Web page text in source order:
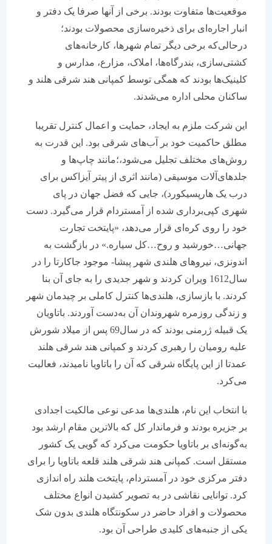
موقعیت‌ها متفاوت بودند. برخی از آنها صرفا یک دفتر و
انبار اجاره‌ای برای ذخیره‌سازی محصولات بودند؛
درحالی‌که برخی دیگر تمام شهرها، کارخانه‌های
کشتی‌سازی، بندرگاه‌ها، املاک، مزارع، مدارس و
کلینیک‌ها بودند که همگی توسط کمپانی هند شرقی هلند و
ساکنان محلی اداره می‌شدند.
این شرکت ملزم به ایجاد، حمایت و اعمال کنترل تقریبا
مطلق حاکمیت خود بر آب‌های شرقی بود. این قدرت به
روش‌های مختلف تجلیل می‌شود،؛مانند چاپ‌ها و
جلدهای‌آلات موسیقی (مانند اثری از پیتر آیزاکس برای
درب یک هارپسیکورد)، جایی که فضل جهان در پای
شهری کپی‌برداری شده از آمستردام قرار می‌گیرد. دست
خود را روی کره‌ای قرار می‌دهد، «پایتخت تجارت
جهانی…خورشید و روح…کل سیاره.» در بازگشت به
اندونزی، نیروهای هلندی شهر پیشا- موجود جاکارتا را در
سال1612 ویران کردند و شهر جدیدی را به جای آن بنا
کردند. با بازسازی، هلندی‌ها کنترل کاملی بر چیدمان شهر
و زندگی روزمره شهروندان آن به‌دست آوردند. باتاویان
یک قبیله ژرمنی بودند که در سال69 پس از میلاد شورش
علیه رومیان را رهبری کردند و کمپانی هند شرقی هلند
عمدتا از این پایگاه شرقی که آن را باتاویا نامیدند، فعالیت
می‌کرد.
با انتخاب این نام، هلندی‌ها مدعی نوعی مالکیت اجدادی
بر جزیره بودند و فرماندار کل که بالاترین مقام ارشد بود
به‌گونه‌ای بر باتاویا حکومت می‌کرد که گویی یک کشور
مستقل است. کمپانی هند شرقی هلند قلعه باتاویا را برای
دفتر مرکزی خود در آمستردام، پایتخت هلند راه اندازی
کرد. توانایی نقاشی در به تصویر کشیدن انواع مختلف
محصولات و افراد حاضر در سکونتگاه هلندی بدون شک
یکی از جنبه‌های کلیدی طراحی آن بود.